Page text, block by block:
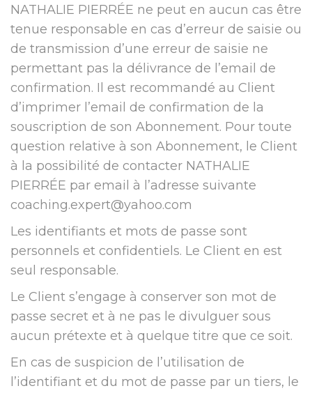
NATHALIE PIERRÉE ne peut en aucun cas être
tenue responsable en cas d’erreur de saisie ou
de transmission d’une erreur de saisie ne
permettant pas la délivrance de l’email de
confirmation. Il est ​recommandé au Client
d’imprimer l’email de confirmation de la
souscription de son Abonnement. Pour toute
question relative à son Abonnement, le Client
à la possibilité de contacter NATHALIE
PIERRÉE par email à l’adresse suivante ​
coaching.expert@yahoo.com
Les identifiants et mots de passe sont
personnels et confidentiels. Le Client en est
seul responsable.
Le Client s’engage à conserver son mot de
passe secret et à ne pas le divulguer sous
aucun prétexte et à quelque titre que ce soit.
En cas de suspicion de l’utilisation de
l’identifiant et du mot de passe par un tiers, le